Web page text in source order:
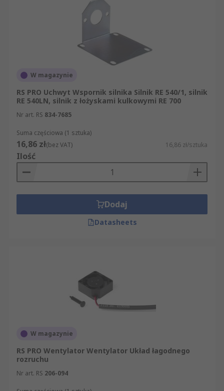
W magazynie
RS PRO Uchwyt Wspornik silnika Silnik RE 540/1, silnik
RE 540LN, silnik z łożyskami kulkowymi RE 700
Nr art. RS 834-7685
Suma częściowa (1 sztuka)
16,86 zł(bez VAT) 16,86 zł/sztuka
Ilość
Dodaj
Datasheets
W magazynie
RS PRO Wentylator Wentylator Układ łagodnego
rozruchu
Nr art. RS 206-094